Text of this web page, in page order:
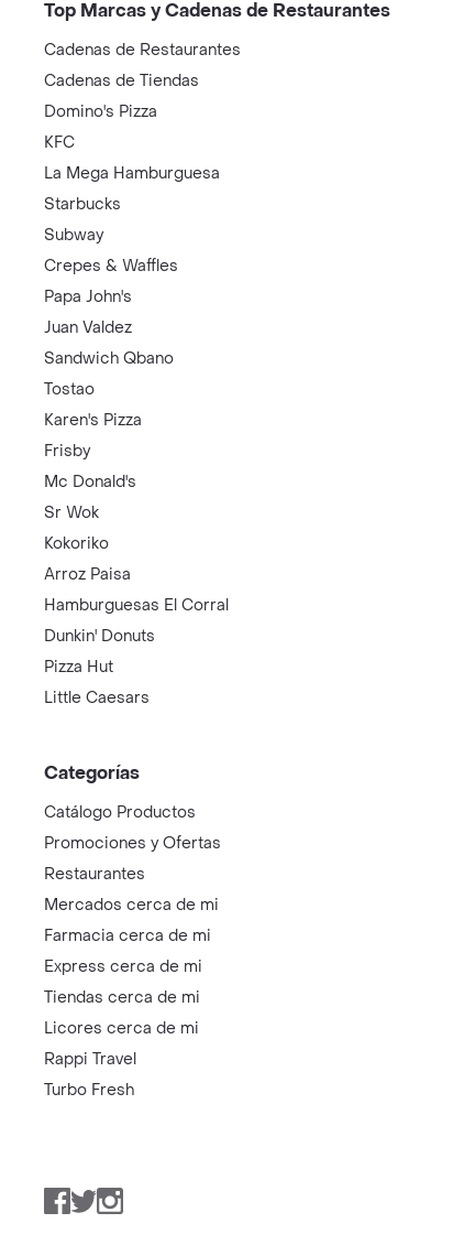
Top Marcas y Cadenas de Restaurantes
Cadenas de Restaurantes
Cadenas de Tiendas
Domino's Pizza
KFC
La Mega Hamburguesa
Starbucks
Subway
Crepes & Waffles
Papa John's
Juan Valdez
Sandwich Qbano
Tostao
Karen's Pizza
Frisby
Mc Donald's
Sr Wok
Kokoriko
Arroz Paisa
Hamburguesas El Corral
Dunkin' Donuts
Pizza Hut
Little Caesars
Categorías
Catálogo Productos
Promociones y Ofertas
Restaurantes
Mercados cerca de mi
Farmacia cerca de mi
Express cerca de mi
Tiendas cerca de mi
Licores cerca de mi
Rappi Travel
Turbo Fresh
Facebook
TwitterInstagram